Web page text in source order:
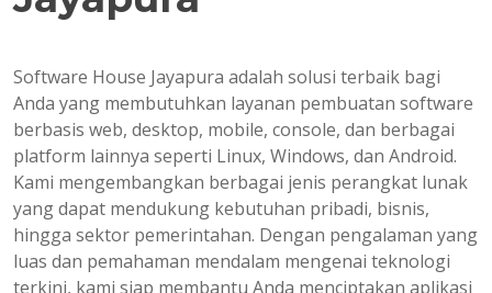
Software House Jayapura adalah solusi terbaik bagi
Anda yang membutuhkan layanan pembuatan software
berbasis web, desktop, mobile, console, dan berbagai
platform lainnya seperti Linux, Windows, dan Android.
Kami mengembangkan berbagai jenis perangkat lunak
yang dapat mendukung kebutuhan pribadi, bisnis,
hingga sektor pemerintahan. Dengan pengalaman yang
luas dan pemahaman mendalam mengenai teknologi
terkini, kami siap membantu Anda menciptakan aplikasi